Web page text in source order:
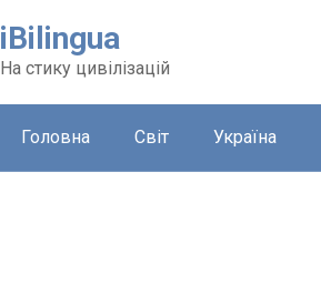
iBilingua
На стику цивілізацій
Головна Світ Україна